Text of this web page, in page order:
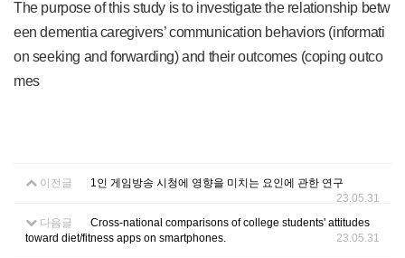
The purpose of this study is to investigate the relationship betw
een dementia caregivers’ communication behaviors (informati
on seeking and forwarding) and their outcomes (coping outco
mes
이전글
1인 게임방송 시청에 영향을 미치는 요인에 관한 연구
23.05.31
다음글
Cross-national comparisons of college students' attitudes
toward diet/fitness apps on smartphones.
23.05.31